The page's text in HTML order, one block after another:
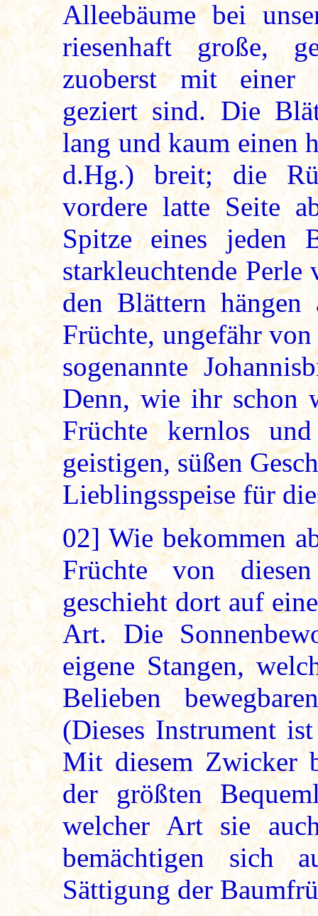
Alleebäume bei
riesenhaft große,
zuoberst mit einer
geziert sind. Die
lang und kaum einen
d.Hg.) breit; die
vordere latte Seite
Spitze eines jeden
starkleuchtende
den Blättern
Früchte, ungefähr
sogenannte
Denn, wie ihr schon
Früchte kernlos
geistigen, süßen
Lieblingsspeise für
02] Wie bekommen
Früchte von
geschieht dort auf
Art. Die
eigene Stangen,
Belieben
(Dieses Instrument
Mit diesem Zwicker
der größten
welcher Art sie
bemächtigen sich
Sättigung der